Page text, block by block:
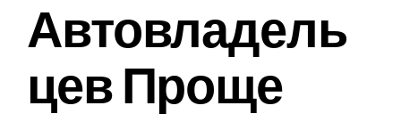
Автовладель
Цев Проще